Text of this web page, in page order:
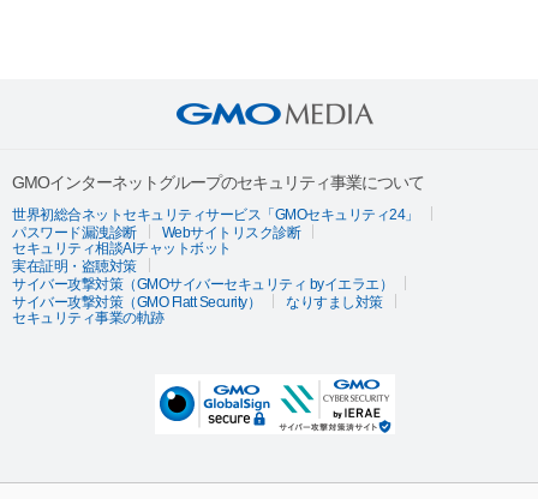
GMOインターネットグループのセキュリティ事業について
世界初総合ネットセキュリティサービス「GMOセキュリティ24」
パスワード漏洩診断
Webサイトリスク診断
セキュリティ相談AIチャットボット
実在証明・盗聴対策
サイバー攻撃対策（GMOサイバーセキュリティ byイエラエ）
サイバー攻撃対策（GMO Flatt Security）
なりすまし対策
セキュリティ事業の軌跡